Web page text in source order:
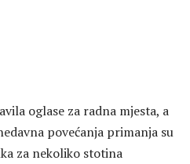
oglase za radna mjesta, a
povećanja primanja su
za nekoliko stotina